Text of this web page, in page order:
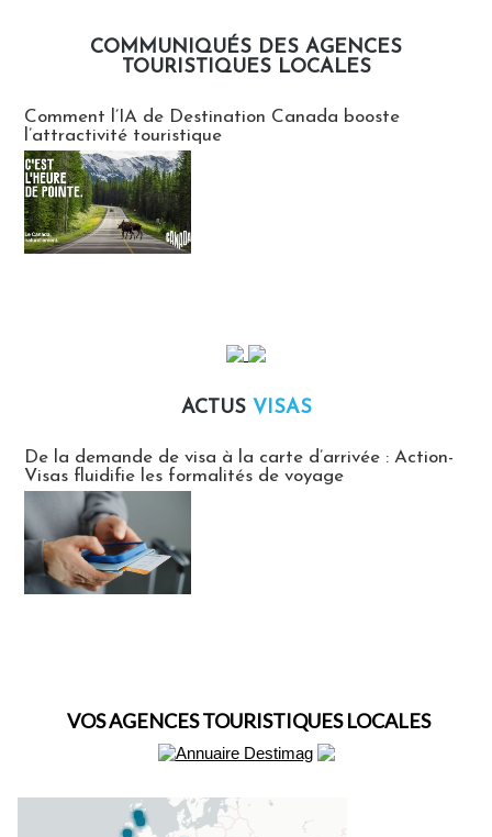
COMMUNIQUÉS DES AGENCES
TOURISTIQUES LOCALES
Comment l’IA de Destination Canada booste
l’attractivité touristique
ACTUS VISAS
De la demande de visa à la carte d’arrivée : Action-
Visas fluidifie les formalités de voyage
VOS AGENCES TOURISTIQUES LOCALES